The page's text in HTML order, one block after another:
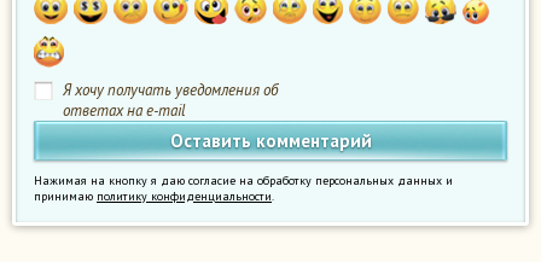
Я хочу получать уведомления об
ответах на e-mail
Нажимая на кнопку я даю согласие на обработку персональных данных и
принимаю политику конфиденциальности.